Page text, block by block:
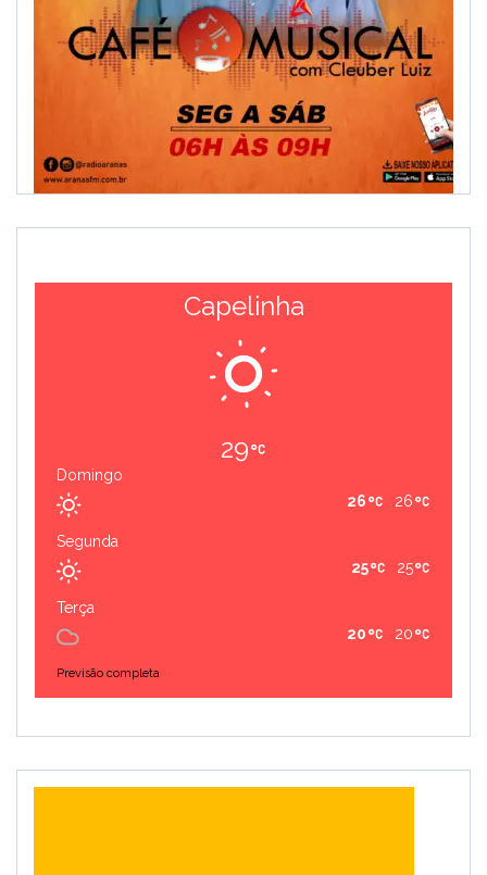
Capelinha
29
Domingo
26
26
Segunda
25
25
Terça
20
20
Previsão completa